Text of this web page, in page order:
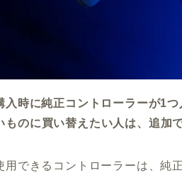
入時に純正コントローラーが1
ものに買い替えたい人は、追加
用できるコントローラーは、純